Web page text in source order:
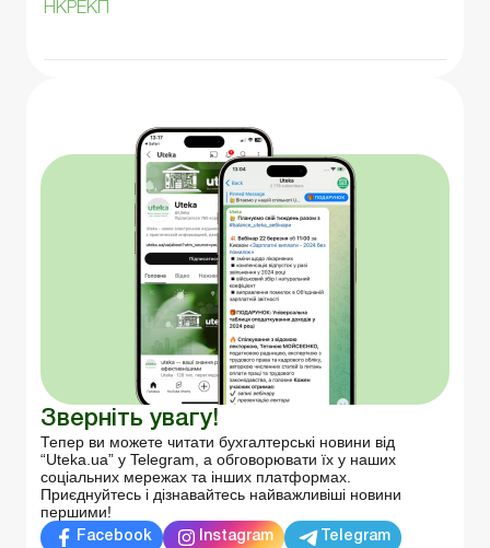
НКРЕКП
Зверніть увагу!
Тепер ви можете читати бухгалтерські новини від
“Uteka.ua” у Telegram, а обговорювати їх у наших
соціальних мережах та інших платформах.
Приєднуйтесь і дізнавайтесь найважливіші новини
першими!
Facebook Instagram Telegram